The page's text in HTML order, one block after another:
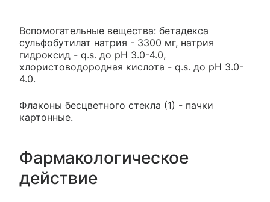
Вспомогательные вещества: бетадекса
сульфобутилат натрия - 3300 мг, натрия
гидроксид - q.s. до рН 3.0-4.0,
хлористоводородная кислота - q.s. до pH 3.0-
4.0.
Флаконы бесцветного стекла (1) - пачки
картонные.
Фармакологическое
действие